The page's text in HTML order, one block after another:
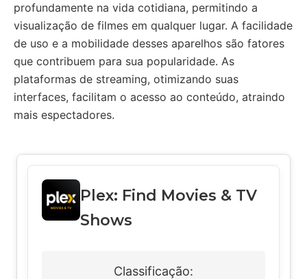
profundamente na vida cotidiana, permitindo a
visualização de filmes em qualquer lugar. A facilidade
de uso e a mobilidade desses aparelhos são fatores
que contribuem para sua popularidade. As
plataformas de streaming, otimizando suas
interfaces, facilitam o acesso ao conteúdo, atraindo
mais espectadores.
Plex: Find Movies & TV
Shows
Classificação: